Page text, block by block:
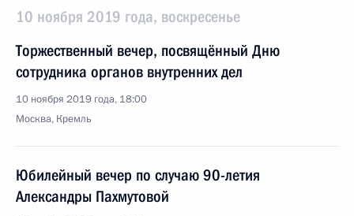
10 ноября 2019 года, воскресенье
Торжественный вечер, посвящённый Дню
сотрудника органов внутренних дел
10 ноября 2019 года, 18:00
Москва, Кремль
Юбилейный вечер по случаю 90-летия
Александры Пахмутовой